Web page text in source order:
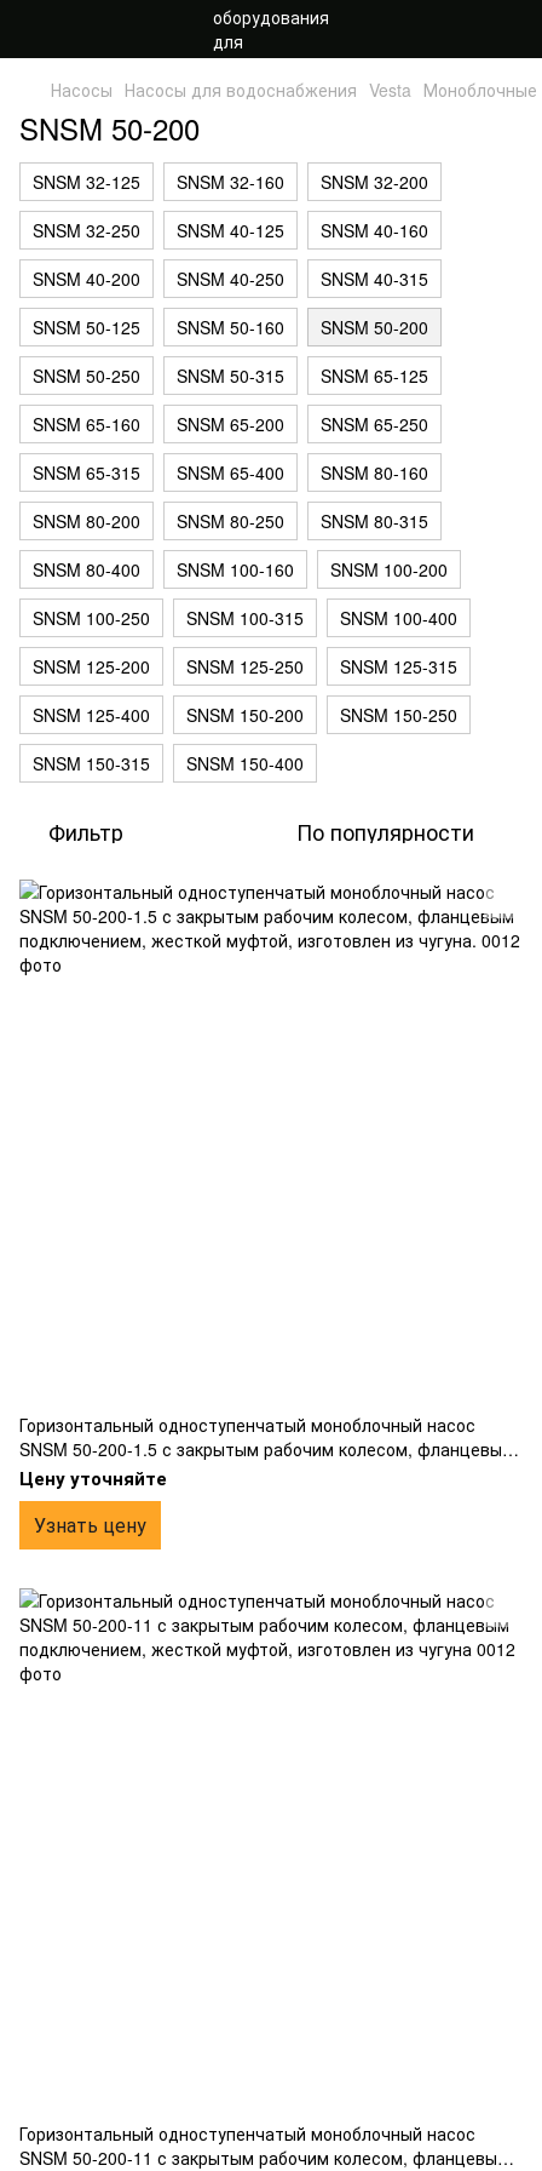
Насосы Насосы для водоснабжения Vesta Моноблочные
SNSM 50-200
SNSM 32-125 SNSM 32-160
SNSM 32-200
SNSM 32-250
SNSM 40-125
SNSM 40-160
SNSM 40-200
SNSM 40-250
SNSM 40-315
SNSM 50-125
SNSM 50-160
SNSM 50-200
SNSM 50-250
SNSM 50-315
SNSM 65-125
SNSM 65-160
SNSM 65-200
SNSM 65-250
SNSM 65-315
SNSM 65-400
SNSM 80-160
SNSM 80-200
SNSM 80-250
SNSM 80-315
SNSM 80-400
SNSM 100-160
SNSM 100-200
SNSM 100-250
SNSM 100-315
SNSM 100-400
SNSM 125-200
SNSM 125-250
SNSM 125-315
SNSM 125-400
SNSM 150-200
SNSM 150-250
SNSM 150-315
SNSM 150-400
Фильтр По популярности
Горизонтальный одноступенчатый моноблочный насос
SNSM 50-200-1.5 с закрытым рабочим колесом, фланцевым
подключением, жесткой муфтой, изготовлен из чугуна.
Цену уточняйте
Узнать цену
Горизонтальный одноступенчатый моноблочный насос
SNSM 50-200-11 с закрытым рабочим колесом, фланцевым